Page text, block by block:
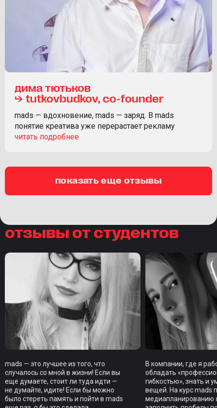
дима тютьков
⮡ tutkovbudkov, co-founder
mads — вдохновение, mads — заряд. В mads
понятие креатива уже перерастает рекламу
показать еще отзывы
отзывы от студентов
mads — это лучшее из того, что
случалось со мной в жизни! Если вы
еще думаете, стоит ли туда идти —
не думайте, идите! Если бы можно
было стереть память и пойти в mads
В компании, где я
обладать
гибкостью», знать и
вещей. На курс mads
медиапланированию